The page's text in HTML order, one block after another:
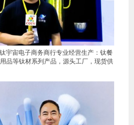
宇宙电子商务商行专业经营生产：钛餐
品等钛材系列产品，源头工厂，现货供